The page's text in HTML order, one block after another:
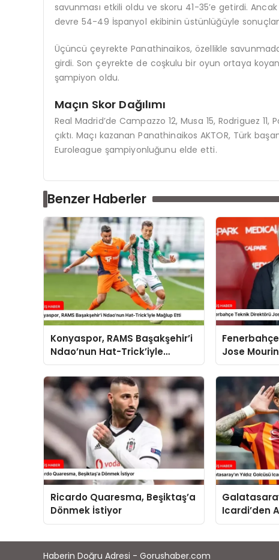
savunması etkili oldu ve skoru 41-35’e getirdi.
devre 54-49 İspanyol ekibinin üstünlüğüyle
Üçüncü çeyrekte Panathinaikos, özellikle
girdi. Son çeyrekte de coşkulu bir oyun ortaya
şampiyon oldu.
Maçın Skor Dağılımı
Real Madrid’de Campazzo 12, Musa 15, Rodriguez
çıktı. Maçı kazanan Panathinaikos AKTOR, Türk
Euroleague şampiyonluğunu elde etti.
Benzer Haberler
Konyaspor, RAMS Başakşehir’i
Ndao’nun Hat-Trick’iyle
Mağlup Etti
Jose
Maçı İçin
Ricardo Quaresma, Beşiktaş’a
Dönmek İstiyor
Icardi’den
Paylaşımı
Haberin Doğru Adresi - Gorushaber.com